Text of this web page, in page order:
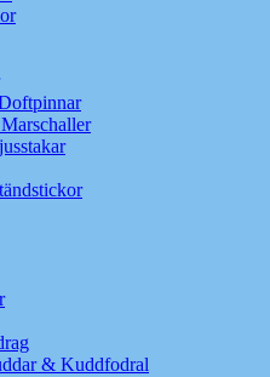
& Kuddfodral